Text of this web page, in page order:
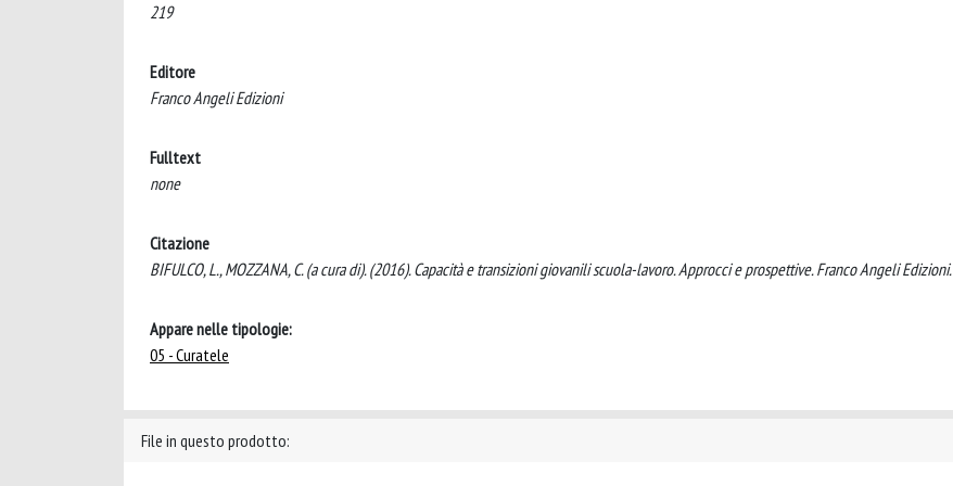
219
Editore
Franco Angeli Edizioni
Fulltext
none
Citazione
BIFULCO, L., MOZZANA, C. (a cura di). (2016). Capacità e transizioni giovanili scuola-lavoro. Approcci e prospettive. Franco Angeli Edizioni.
Appare nelle tipologie:
05 - Curatele
File in questo prodotto: